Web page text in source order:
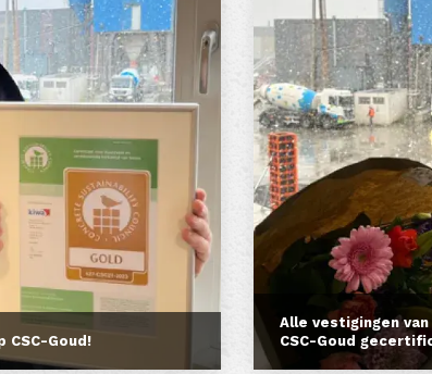
CSC-Goud!
Alle vestigingen
CSC-Goud